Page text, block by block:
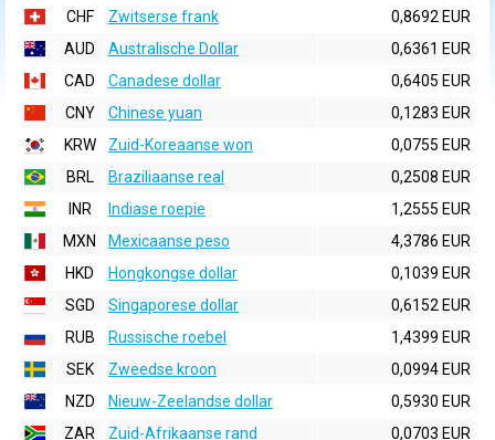
CHF
Zwitserse frank
0,8692 EUR
AUD
Australische Dollar
0,6361 EUR
CAD
Canadese dollar
0,6405 EUR
CNY
Chinese yuan
0,1283 EUR
KRW
Zuid-Koreaanse won
0,0755 EUR
BRL
Braziliaanse real
0,2508 EUR
INR
Indiase roepie
1,2555 EUR
MXN
Mexicaanse peso
4,3786 EUR
HKD
Hongkongse dollar
0,1039 EUR
SGD
Singaporese dollar
0,6152 EUR
RUB
Russische roebel
1,4399 EUR
SEK
Zweedse kroon
0,0994 EUR
NZD
Nieuw-Zeelandse dollar
0,5930 EUR
ZAR
Zuid-Afrikaanse rand
0,0703 EUR